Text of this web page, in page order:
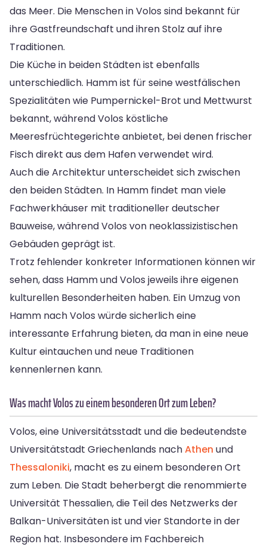
das Meer. Die Menschen in Volos sind bekannt für
ihre Gastfreundschaft und ihren Stolz auf ihre
Traditionen.
Die Küche in beiden Städten ist ebenfalls
unterschiedlich. Hamm ist für seine westfälischen
Spezialitäten wie Pumpernickel-Brot und Mettwurst
bekannt, während Volos köstliche
Meeresfrüchtegerichte anbietet, bei denen frischer
Fisch direkt aus dem Hafen verwendet wird.
Auch die Architektur unterscheidet sich zwischen
den beiden Städten. In Hamm findet man viele
Fachwerkhäuser mit traditioneller deutscher
Bauweise, während Volos von neoklassizistischen
Gebäuden geprägt ist.
Trotz fehlender konkreter Informationen können wir
sehen, dass Hamm und Volos jeweils ihre eigenen
kulturellen Besonderheiten haben. Ein Umzug von
Hamm nach Volos würde sicherlich eine
interessante Erfahrung bieten, da man in eine neue
Kultur eintauchen und neue Traditionen
kennenlernen kann.
Was macht Volos zu einem besonderen Ort zum Leben?
Volos, eine Universitätsstadt und die bedeutendste
Universitätstadt Griechenlands nachAthen und
Thessaloniki, macht es zu einem besonderen Ort
zum Leben. Die Stadt beherbergt die renommierte
Universität Thessalien, die Teil des Netzwerks der
Balkan-Universitäten ist und vier Standorte in der
Region hat. Insbesondere im Fachbereich